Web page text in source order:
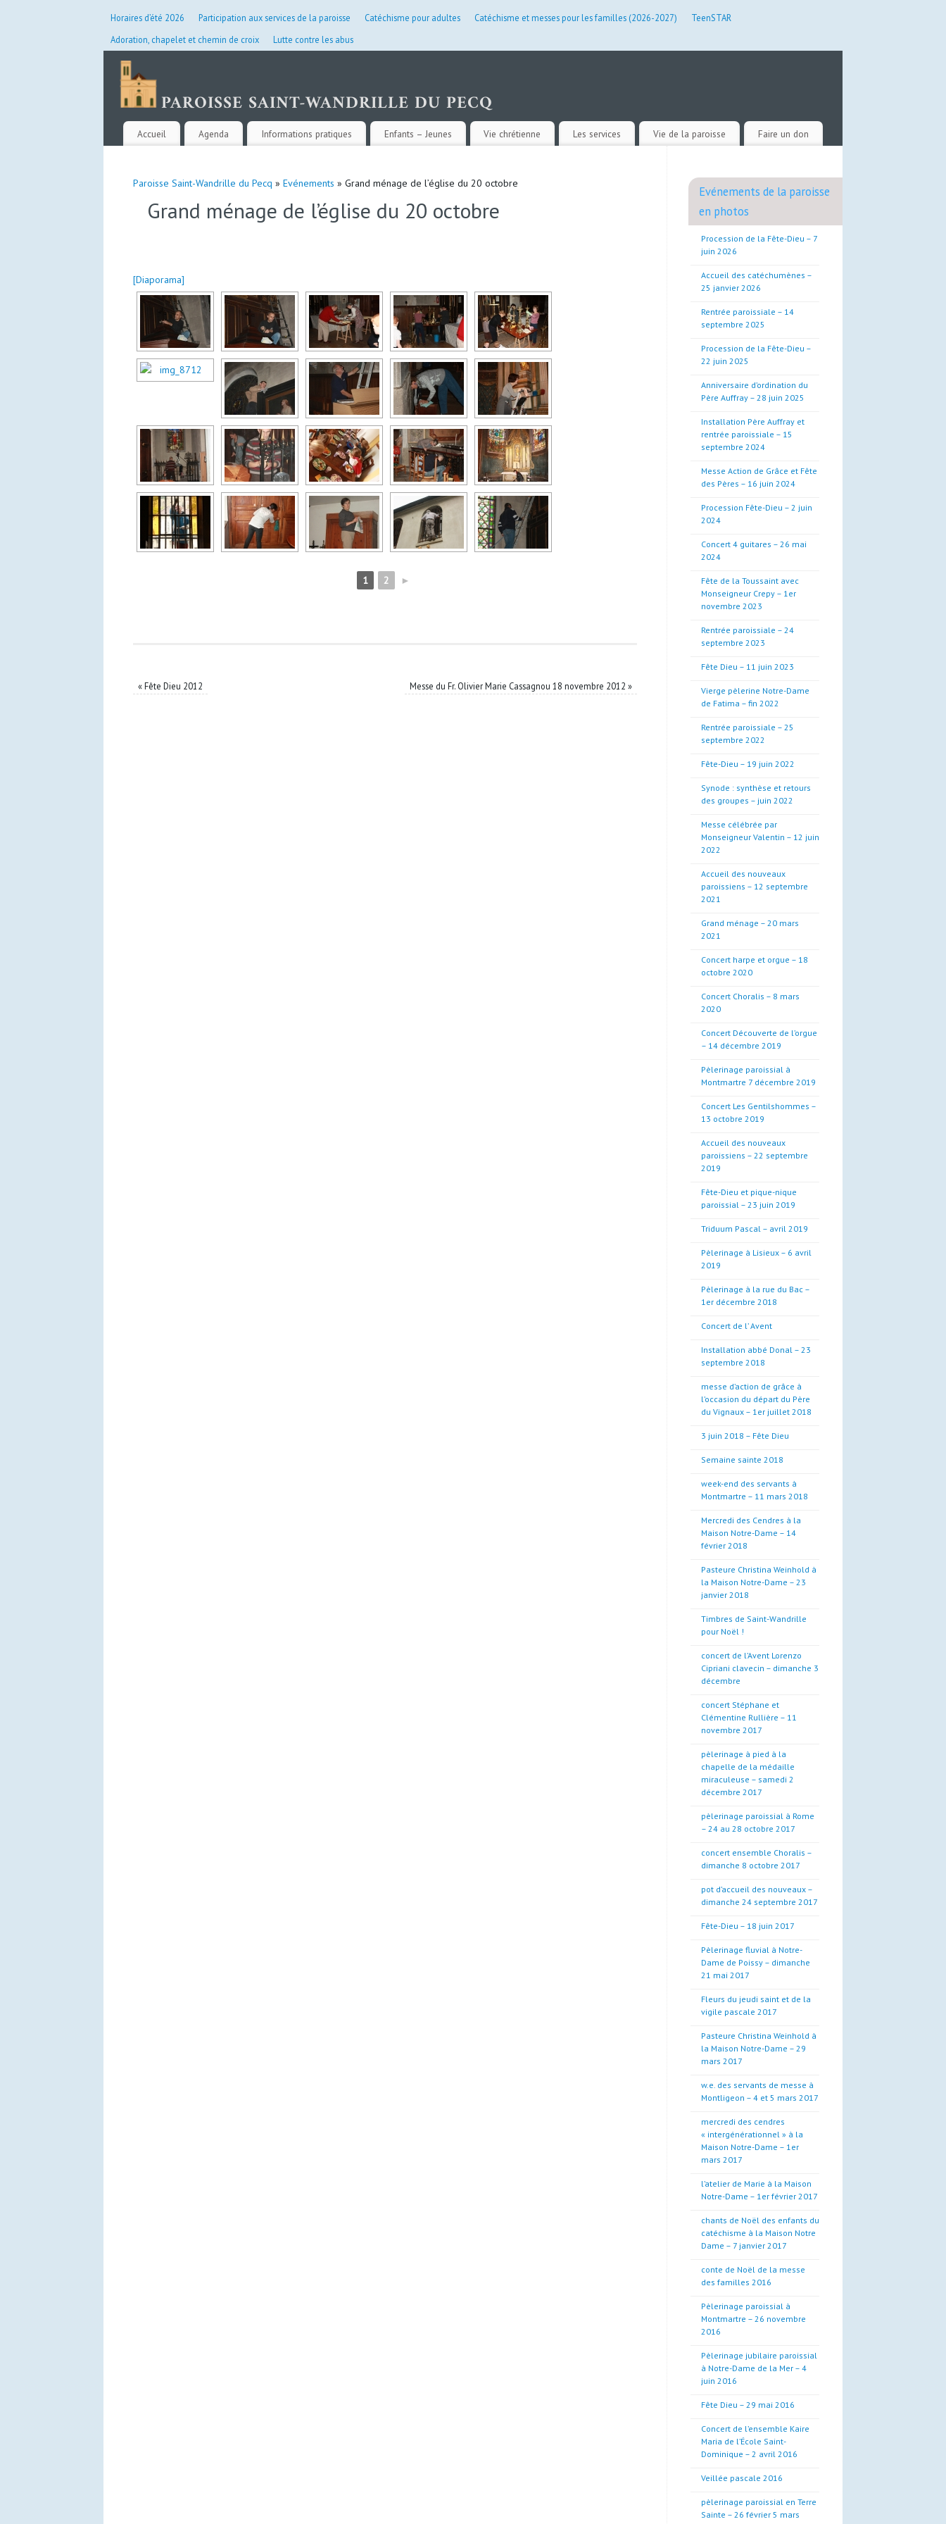
Horaires d’été 2026 Participation aux services de la paroisse Catéchisme pour adultes Catéchisme et messes pour les familles (2026-2027)
TeenSTAR
Adoration, chapelet et chemin de croix
Lutte contre les abus
Accueil Agenda Informations pratiques Enfants – Jeunes Vie chrétienne Les services Vie de la paroisse Faire un don
Paroisse Saint-Wandrille du Pecq » Evénements » Grand ménage de l’église du 20 octobre
Grand ménage de l’église du 20 octobre
[Diaporama]
1 2 ►
«Fête Dieu 2012 Messe du Fr. Olivier Marie Cassagnou 18 novembre 2012 »
Evénements de la paroisse
en photos
Procession de la Fête-Dieu – 7
juin 2026
Accueil des catéchumènes –
25 janvier 2026
Rentrée paroissiale – 14
septembre 2025
Procession de la Fête-Dieu –
22 juin 2025
Anniversaire d’ordination du
Père Auffray – 28 juin 2025
Installation Père Auffray et
rentrée paroissiale – 15
septembre 2024
Messe Action de Grâce et Fête
des Pères – 16 juin 2024
Procession Fête-Dieu – 2 juin
2024
Concert 4 guitares – 26 mai
2024
Fête de la Toussaint avec
Monseigneur Crepy – 1er
novembre 2023
Rentrée paroissiale – 24
septembre 2023
Fête Dieu – 11 juin 2023
Vierge pèlerine Notre-Dame
de Fatima – fin 2022
Rentrée paroissiale – 25
septembre 2022
Fête-Dieu – 19 juin 2022
Synode : synthèse et retours
des groupes – juin 2022
Messe célébrée par
Monseigneur Valentin – 12 juin
2022
Accueil des nouveaux
paroissiens – 12 septembre
2021
Grand ménage – 20 mars
2021
Concert harpe et orgue – 18
octobre 2020
Concert Choralis – 8 mars
2020
Concert Découverte de l’orgue
– 14 décembre 2019
Pèlerinage paroissial à
Montmartre 7 décembre 2019
Concert Les Gentilshommes –
13 octobre 2019
Accueil des nouveaux
paroissiens – 22 septembre
2019
Fête-Dieu et pique-nique
paroissial – 23 juin 2019
Triduum Pascal – avril 2019
Pèlerinage à Lisieux – 6 avril
2019
Pèlerinage à la rue du Bac –
1er décembre 2018
Concert de l’ Avent
Installation abbé Donal – 23
septembre 2018
messe d’action de grâce à
l’occasion du départ du Père
du Vignaux – 1er juillet 2018
3 juin 2018 – Fête Dieu
Semaine sainte 2018
week-end des servants à
Montmartre – 11 mars 2018
Mercredi des Cendres à la
Maison Notre-Dame – 14
février 2018
Pasteure Christina Weinhold à
la Maison Notre-Dame – 23
janvier 2018
Timbres de Saint-Wandrille
pour Noël !
concert de l’Avent Lorenzo
Cipriani clavecin – dimanche 3
décembre
concert Stéphane et
Clémentine Rullière – 11
novembre 2017
pèlerinage à pied à la
chapelle de la médaille
miraculeuse – samedi 2
décembre 2017
pèlerinage paroissial à Rome
– 24 au 28 octobre 2017
concert ensemble Choralis –
dimanche 8 octobre 2017
pot d’accueil des nouveaux –
dimanche 24 septembre 2017
Fête-Dieu – 18 juin 2017
Pèlerinage fluvial à Notre-
Dame de Poissy – dimanche
21 mai 2017
Fleurs du jeudi saint et de la
vigile pascale 2017
Pasteure Christina Weinhold à
la Maison Notre-Dame – 29
mars 2017
w.e. des servants de messe à
Montligeon – 4 et 5 mars 2017
mercredi des cendres
« intergénérationnel » à la
Maison Notre-Dame – 1er
mars 2017
l’atelier de Marie à la Maison
Notre-Dame – 1er février 2017
chants de Noël des enfants du
catéchisme à la Maison Notre
Dame – 7 janvier 2017
conte de Noël de la messe
des familles 2016
Pèlerinage paroissial à
Montmartre – 26 novembre
2016
Pèlerinage jubilaire paroissial
à Notre-Dame de la Mer – 4
juin 2016
Fête Dieu – 29 mai 2016
Concert de l’ensemble Kaire
Maria de l’École Saint-
Dominique – 2 avril 2016
Veillée pascale 2016
pèlerinage paroissial en Terre
Sainte – 26 février 5 mars